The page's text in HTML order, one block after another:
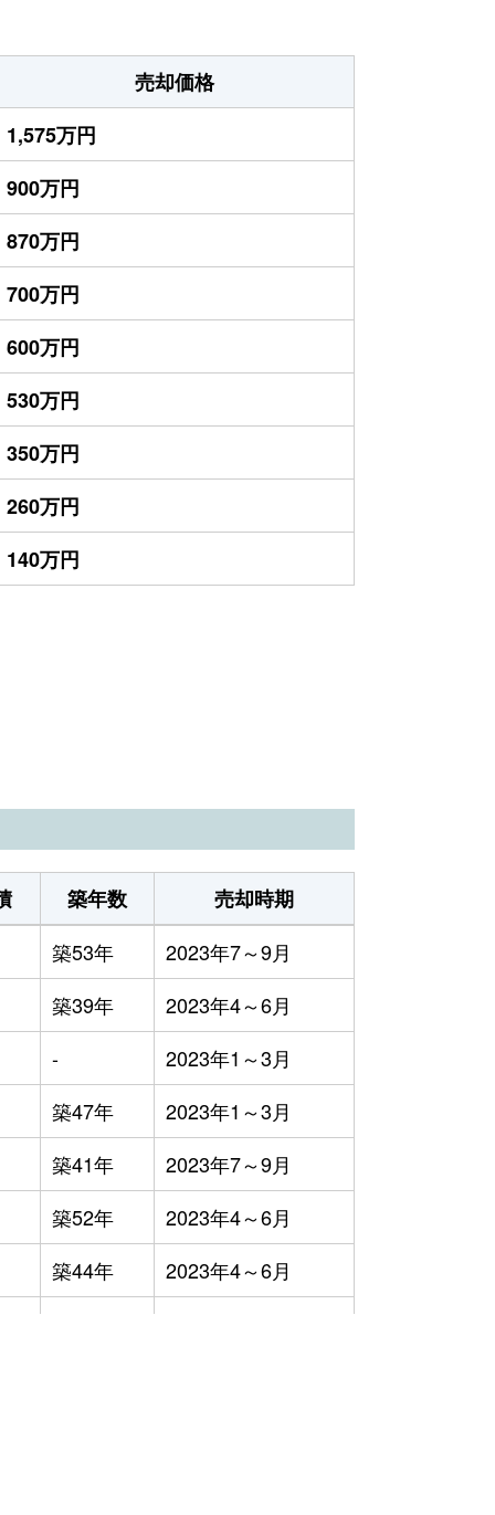
売却価格
1,575万円
900万円
870万円
700万円
600万円
530万円
350万円
260万円
140万円
築年数
売却時期
築53年
2023年7～9月
築39年
2023年4～6月
-
2023年1～3月
築47年
2023年1～3月
築41年
2023年7～9月
築52年
2023年4～6月
築44年
2023年4～6月